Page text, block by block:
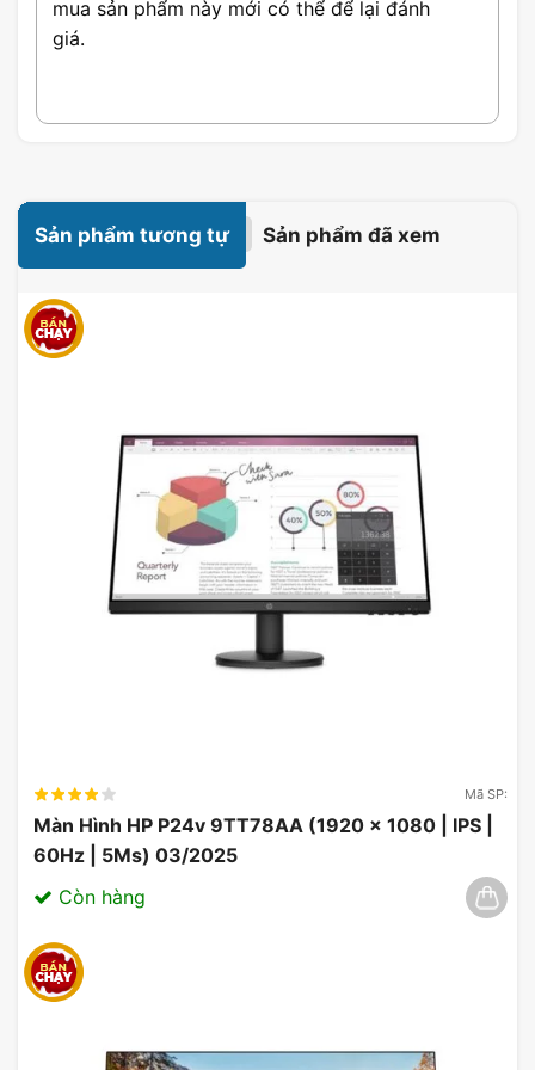
Hiệu suất Dell P3421W
Với tần số làm mới
phản hồi nhanh giúp giảm thiểu hiện tượng
nhòe hình, đặc biệt là khi xem các đoạn
video có tốc độ khung hình cao. Công nghệ
Adaptive-Syncgiúp đồng bộ tốc độ làm
mới của màn hình với khung hình được xuất
ra từ card đồ họa, mang lại trải nghiệm chơi
game mượt mà và không bị rách hình.
mua sản phẩm này mới có thể để lại đánh
giá.
Sản phẩm tương tự Sản phẩm đã xem
Mã SP:
Màn Hình HP P24v 9TT78AA (1920 x 1080 | IPS |
60Hz | 5Ms) 03/2025
Còn hàng